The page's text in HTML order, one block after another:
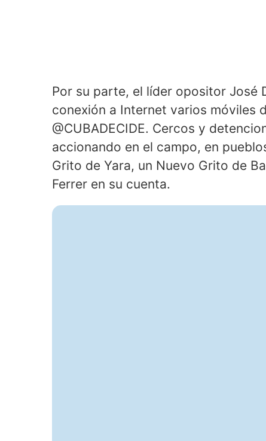
Por su parte, el líder opositor José
conexión a Internet varios móviles
@CUBADECIDE. Cercos y
accionando en el campo, en
Grito de Yara, un Nuevo Grito de
Ferrer en su cuenta.